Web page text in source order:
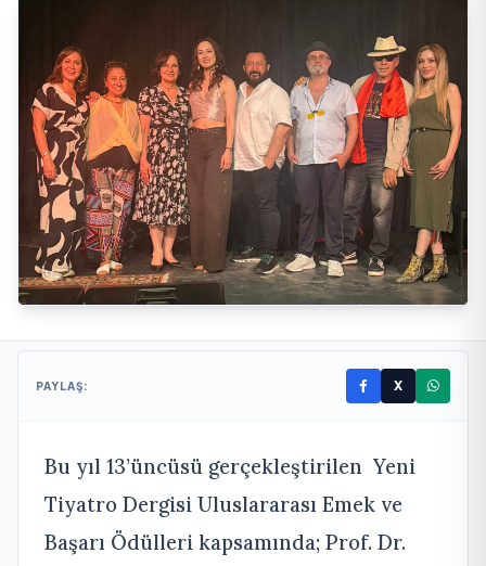
PAYLAŞ: X
Bu yıl 13’üncüsü gerçekleştirilen Yeni
Tiyatro Dergisi Uluslararası Emek ve
Başarı Ödülleri kapsamında; Prof. Dr.